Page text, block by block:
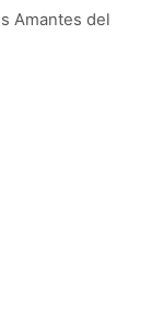
Amantes del